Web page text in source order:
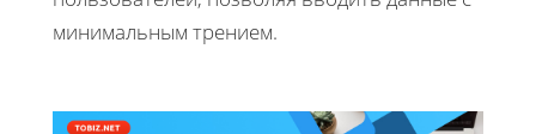
минимальным трением.